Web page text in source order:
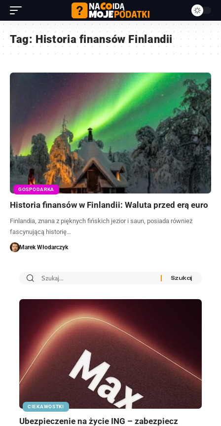
Tag: Historia finansów Finlandii
GOSPODARKA
Historia finansów w Finlandii: Waluta przed erą euro
Finlandia, znana z pięknych fińskich jezior i saun, posiada również
fascynującą historię…
Marek Włodarczyk
CIEKAWOSTKI
Ubezpieczenie na życie ING – zabezpiecz